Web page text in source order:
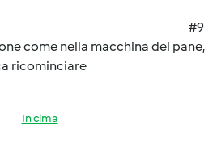
#9
come nella macchina del pane,
ricominciare
In cima